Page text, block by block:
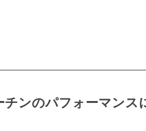
チンのパフォーマンス